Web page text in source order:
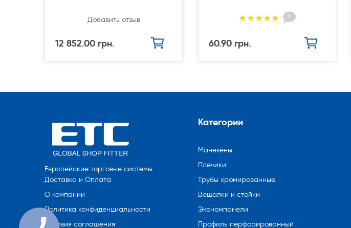
Добавить отзыв
12 852.00 грн.
1
60.90 грн.
Европейские торговые системы
Доставка и Оплата
О компании
Политика конфиденциальности
Условия соглашения
Категории
Манекены
Плечики
Трубы хромированные
Вешалки и стойки
Экономпанели
Профиль перфорированный